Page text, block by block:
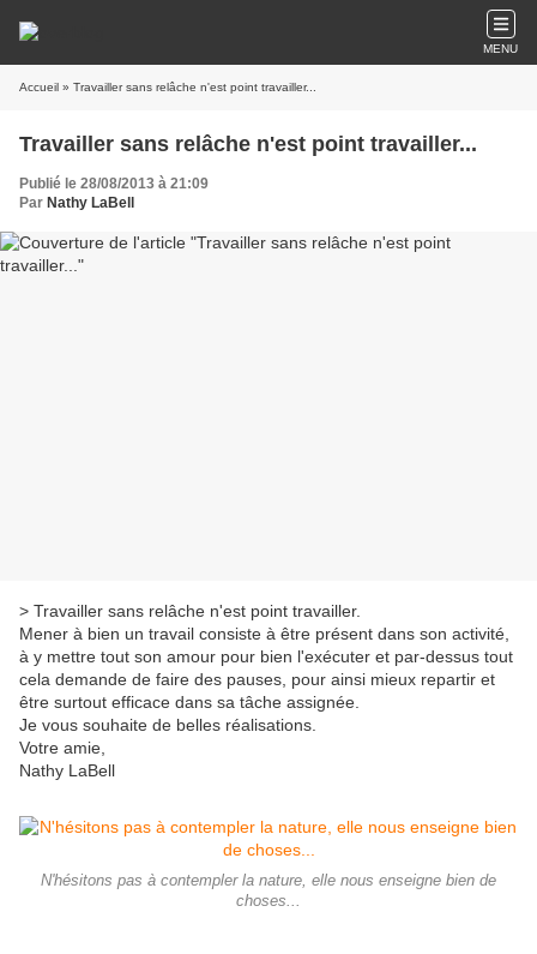
MENU
Accueil » Travailler sans relâche n'est point travailler...
Travailler sans relâche n'est point travailler...
Publié le 28/08/2013 à 21:09
Par Nathy LaBell
> Travailler sans relâche n'est point travailler.
Mener à bien un travail consiste à être présent dans son activité,
à y mettre tout son amour pour bien l'exécuter et par-dessus tout
cela demande de faire des pauses, pour ainsi mieux repartir et
être surtout efficace dans sa tâche assignée.
Je vous souhaite de belles réalisations.
Votre amie,
Nathy LaBell
N'hésitons pas à contempler la nature, elle nous enseigne bien de
choses...